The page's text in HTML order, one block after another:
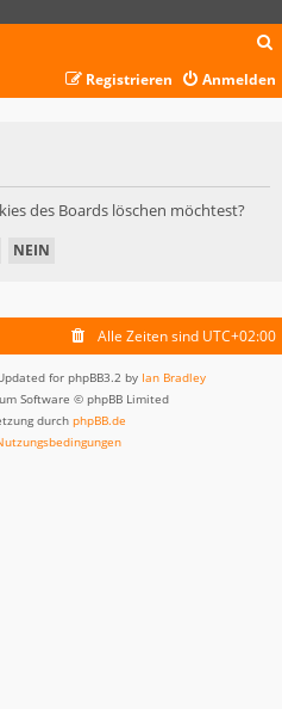
c
Anmelden
Registrieren
des Boards löschen möchtest?
Alle Zeiten sind UTC+02:00
for phpBB3.2 by Ian Bradley
Software © phpBB Limited
durch phpBB.de